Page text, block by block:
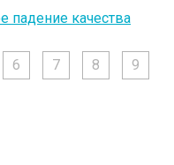
качества
6 7 8
9